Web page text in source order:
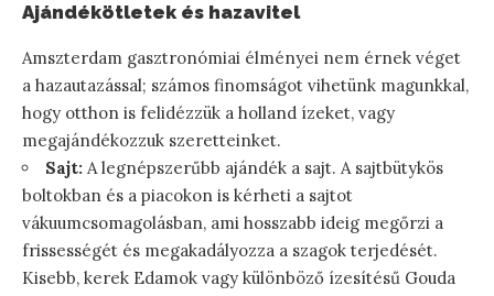
Ajándékötletek és hazavitel
Amszterdam gasztronómiai élményei nem érnek véget
a hazautazással; számos finomságot vihetünk magunkkal,
hogy otthon is felidézzük a holland ízeket, vagy
megajándékozzuk szeretteinket.
Sajt: A legnépszerűbb ajándék a sajt. A sajtbütykös
boltokban és a piacokon is kérheti a sajtot
vákuumcsomagolásban, ami hosszabb ideig megőrzi a
frissességét és megakadályozza a szagok terjedését.
Kisebb, kerek Edamok vagy különböző ízesítésű Gouda